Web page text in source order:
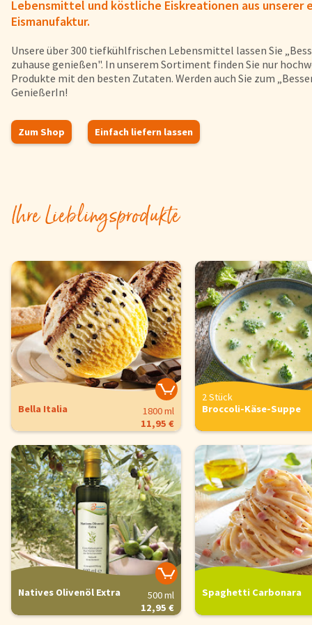
Lebensmittel und köstliche Eiskreationen aus unserer
Eismanufaktur.
Unsere über 300 tiefkühlfrischen Lebensmittel lassen Sie
zuhause genießen". In unserem Sortiment finden Sie nur
Produkte mit den besten Zutaten. Werden auch Sie zum
GenießerIn!
Zum Shop Einfach liefern lassen
Ihre Lieblingsprodukte
Bella Italia
1800 ml
11,95 €
2 Stück
Broccoli-Käse-Suppe
Natives Olivenöl Extra
500 ml
12,95 €
Spaghetti Carbonara